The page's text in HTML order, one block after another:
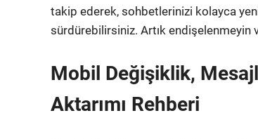
takip ederek, sohbetlerinizi kolayca
sürdürebilirsiniz. Artık endişelenmeyin
Mobil Değişiklik,
Aktarımı Rehberi